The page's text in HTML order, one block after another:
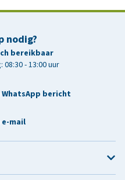
nodig?
bereikbaar
- 13:00 uur
bericht
e-mail